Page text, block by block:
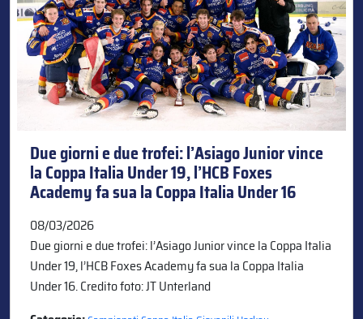
Due giorni e due trofei: l’Asiago Junior vince
la Coppa Italia Under 19, l’HCB Foxes
Academy fa sua la Coppa Italia Under 16
08/03/2026
Due giorni e due trofei: l’Asiago Junior vince la Coppa Italia
Under 19, l’HCB Foxes Academy fa sua la Coppa Italia
Under 16. Credito foto: JT Unterland